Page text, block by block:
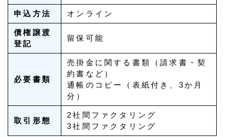
申込方法 オンライン
債権譲渡
登記
留保可能
必要書類
売掛金に関する書類（請求書・契
約書など）
通帳のコピー（表紙付き、3か月
分）
取引形態
2社間ファクタリング
3社間ファクタリング